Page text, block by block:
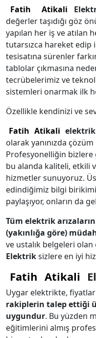
Fatih
Atikali
değerler taşıdığı göz
yapılan her iş ve atılan
tutarsızca hareket
tesisatına sürenler
tablolar çıkmasına
tecrübelerimiz ve
sistemleri onarmak ilk
Özellikle kendinizi ve
Fatih Atikali
olarak yanınızda
Profesyonelliğin bizlere
bu alanda kaliteli, etkili
hizmetler sunuyoruz.
edindiğimiz bilgi
paylaşıyor, onların da
Tüm elektrik
(yakınlığa göre)
ve ustalık belgeleri
Elektriksizlere en iyi
Fatih Atikali
Uygar elektrikte, fiyatlar
rakiplerin talep ettiği
uygundur. Bu yüzden
eğitimlerini almış